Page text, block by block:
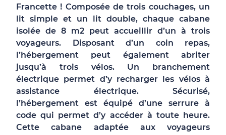
Francette ! Composée de trois couchages, un
lit simple et un lit double, chaque cabane
isolée de 8 m2 peut accueillir d’un à trois
voyageurs. Disposant d’un coin repas,
l’hébergement peut également abriter
jusqu’à trois vélos. Un branchement
électrique permet d’y recharger les vélos à
assistance électrique. Sécurisé,
l’hébergement est équipé d’une serrure à
code qui permet d’y accéder à toute heure.
Cette cabane adaptée aux voyageurs